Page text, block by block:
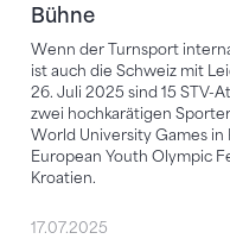
Bühne
Wenn der Turnsport
ist auch die Schweiz mit
26. Juli 2025 sind 15 STV-
zwei hochkarätigen
World University Games in
European Youth Olympic
Kroatien.
17.07.2025